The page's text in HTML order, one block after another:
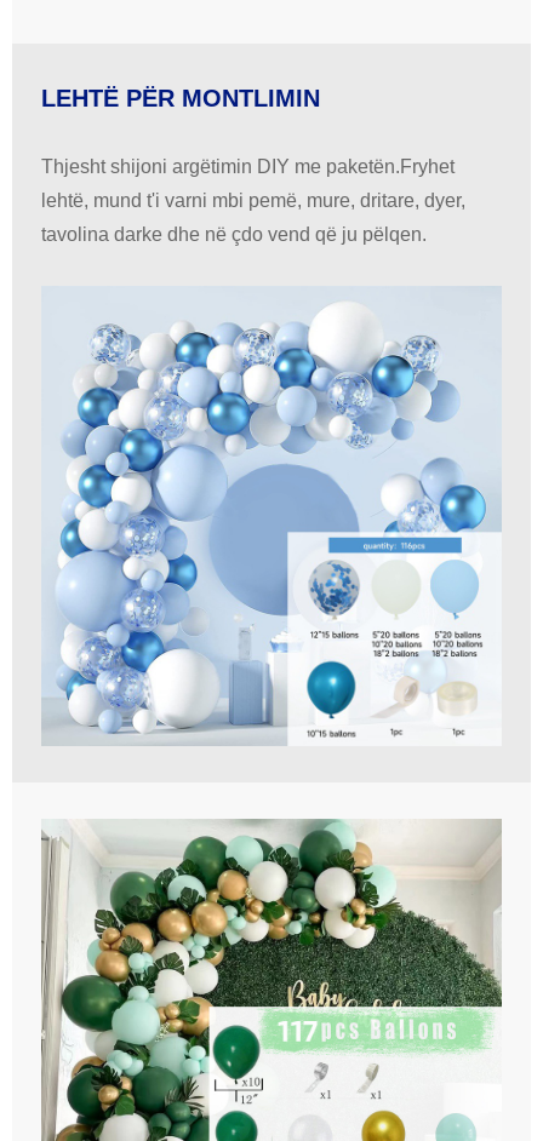
LEHTË PËR MONTLIMIN
Thjesht shijoni argëtimin DIY me paketën.Fryhet
lehtë, mund t'i varni mbi pemë, mure, dritare, dyer,
tavolina darke dhe në çdo vend që ju pëlqen.